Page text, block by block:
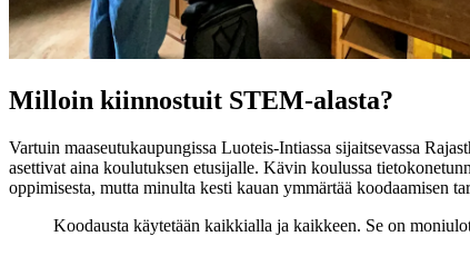
Milloin kiinnostuit STEM-alasta?
Vartuin maaseutukaupungissa Luoteis-Intiassa sijaitsevassa
asettivat aina koulutuksen etusijalle. Kävin koulussa
oppimisesta, mutta minulta kesti kauan ymmärtää koodaamisen
Koodausta käytetään kaikkialla ja kaikkeen. Se on